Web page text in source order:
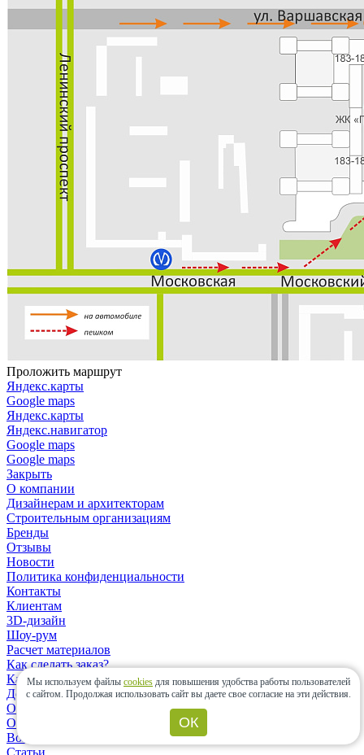
Проложить маршрут
Яндекс.карты
Google maps
Яндекс.карты
Яндекс.навигатор
Google maps
Google maps
Закрыть
О компании
Дизайнерам и архитекторам
Строительным организациям
Бренды
Отзывы
Новости
Политика конфиденциальности
Контакты
Клиентам
3D-дизайн
Шоу-рум
Расчет материалов
Как сделать заказ?
Как выбрать плитку?
Доставка заказа
Оплата заказа
Оплата банковской картой онлайн
Возврат заказа
Мы используем файлы cookies для повышения удобства работы пользователей
с сайтом. Продолжая использовать сайт вы даете свое согласие на эти действия.
ОК